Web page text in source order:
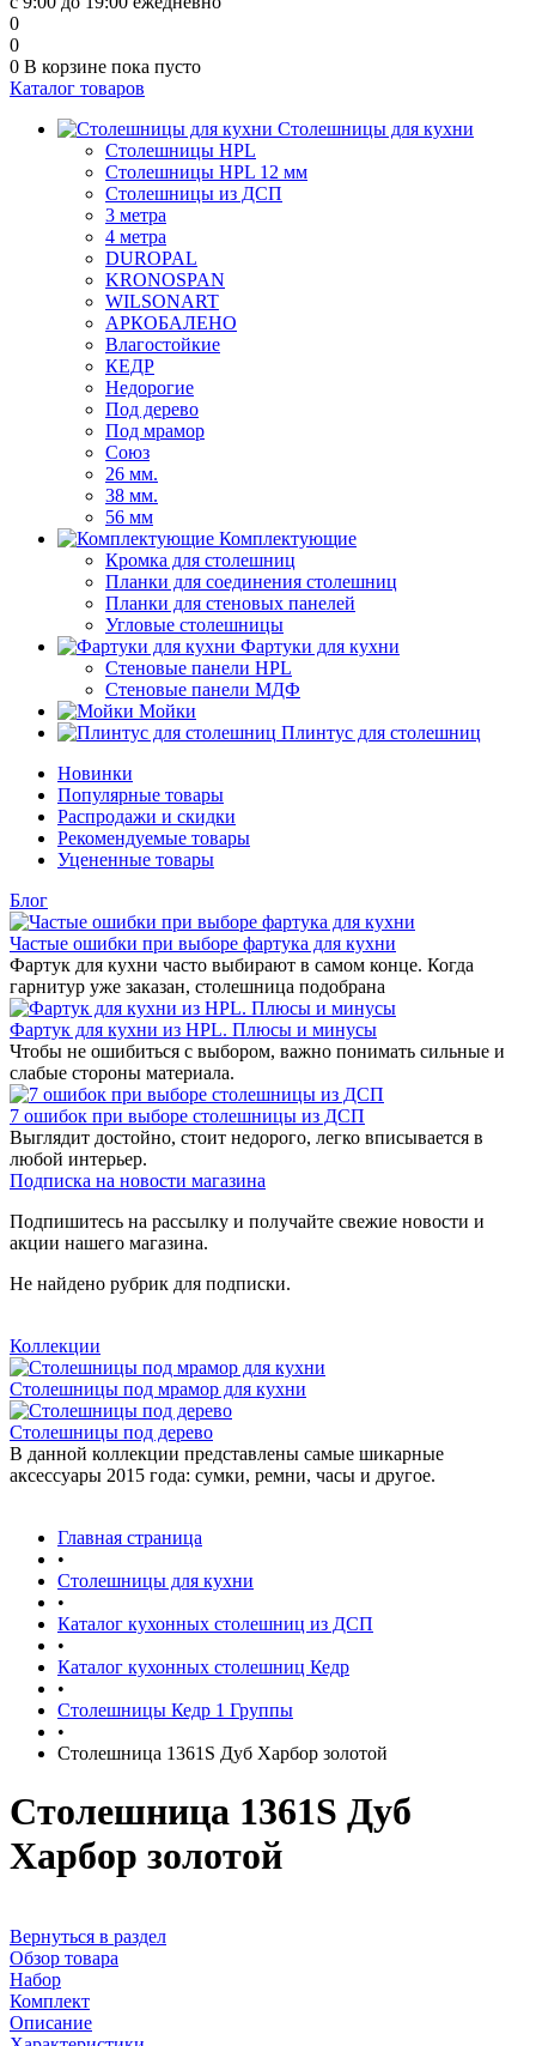
0
0
0 В корзине пока пусто
Каталог товаров
Столешницы для кухни
Столешницы HPL
Столешницы HPL 12 мм
Столешницы из ДСП
3 метра
4 метра
DUROPAL
KRONOSPAN
WILSONART
АРКОБАЛЕНО
Влагостойкие
КЕДР
Недорогие
Под дерево
Под мрамор
Союз
26 мм.
38 мм.
56 мм
Комплектующие
Кромка для столешниц
Планки для соединения столешниц
Планки для стеновых панелей
Угловые столешницы
Фартуки для кухни
Стеновые панели HPL
Стеновые панели МДФ
Мойки
Плинтус для столешниц
Новинки
Популярные товары
Распродажи и скидки
Рекомендуемые товары
Уцененные товары
Блог
Частые ошибки при выборе фартука для кухни
Фартук для кухни часто выбирают в самом конце. Когда
гарнитур уже заказан, столешница подобрана
Фартук для кухни из HPL. Плюсы и минусы
Чтобы не ошибиться с выбором, важно понимать сильные и
слабые стороны материала.
7 ошибок при выборе столешницы из ДСП
Выглядит достойно, стоит недорого, легко вписывается в
любой интерьер.
Подписка на новости магазина
Подпишитесь на рассылку и получайте свежие новости и
акции нашего магазина.
Не найдено рубрик для подписки.
Коллекции
Столешницы под мрамор для кухни
Столешницы под дерево
В данной коллекции представлены самые шикарные
аксессуары 2015 года: сумки, ремни, часы и другое.
Главная страница
•
Столешницы для кухни
•
Каталог кухонных столешниц из ДСП
•
Каталог кухонных столешниц Кедр
•
Столешницы Кедр 1 Группы
•
Столешница 1361S Дуб Харбор золотой
Столешница 1361S Дуб
Харбор золотой
Вернуться в раздел
Обзор товара
Набор
Комплект
Описание